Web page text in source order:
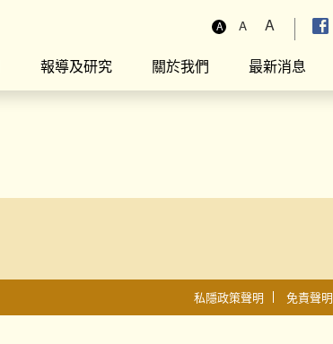
A A A
報導及研究 關於我們 最新消息
私隱政策聲明 免責聲明